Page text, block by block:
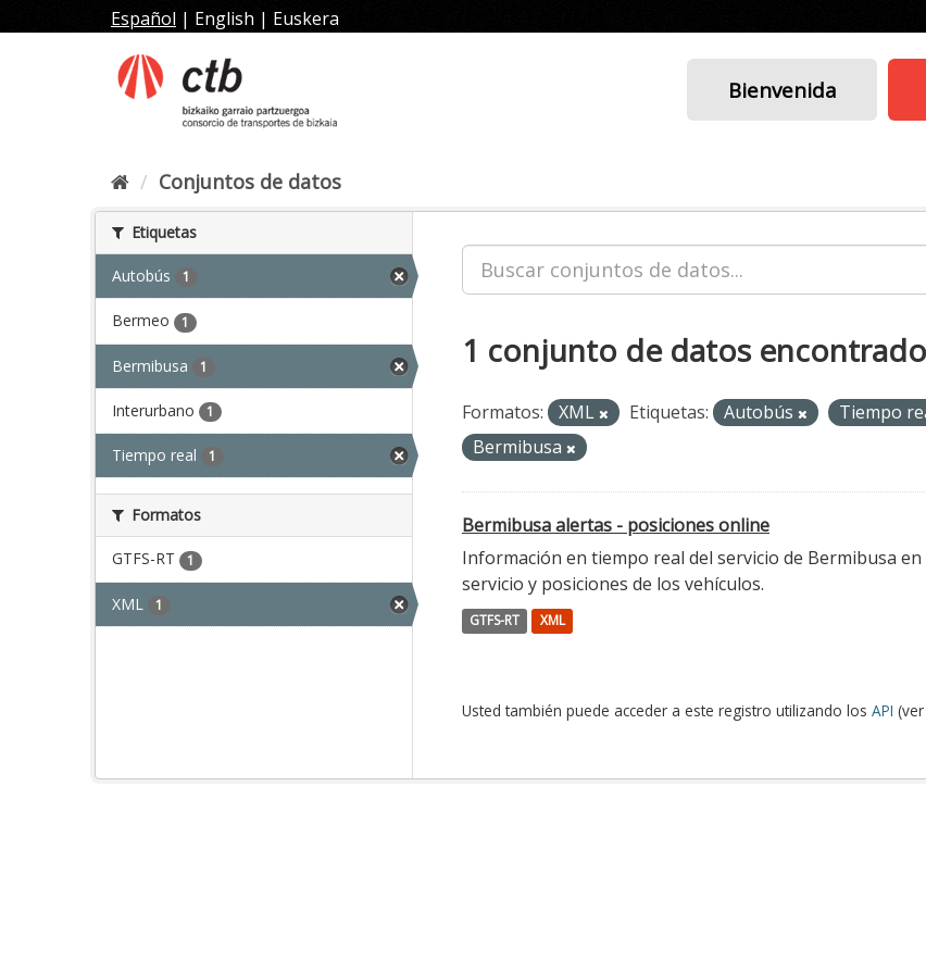
al
Español | English | Euskera
Bienvenida
Conjuntos de datos
Etiquetas
Autobús 1
Bermeo 1
Bermibusa 1
Interurbano 1
Tiempo real 1
Formatos
GTFS-RT 1
XML 1
1 conjunto de datos encontrado
Formatos: XML Etiquetas: Autobús
Tiempo
Bermibusa
Bermibusa alertas - posiciones online
Información en tiempo real del servicio de Bermibusa en
servicio y posiciones de los vehículos.
GTFS-RT XML
Usted también puede acceder a este registro utilizando los API (ver